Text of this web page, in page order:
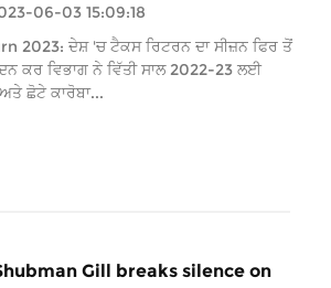
06-03 15:09:18
2023: ਦੇਸ਼ 'ਚ ਟੈਕਸ ਰਿਟਰਨ ਦਾ ਸੀਜ਼ਨ ਫਿਰ ਤੋਂ
ਕਰ ਵਿਭਾਗ ਨੇ ਵਿੱਤੀ ਸਾਲ 2022-23 ਲਈ
ਛੋਟੇ ਕਾਰੋਬਾ...
Gill breaks silence on